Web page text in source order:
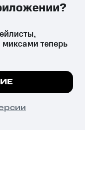
вред здоровью,
установленную
все
теперь